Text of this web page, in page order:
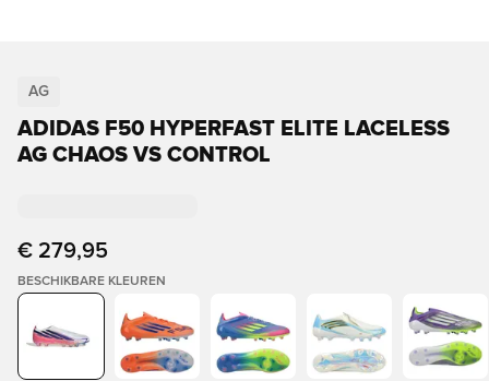
AG
ADIDAS F50 HYPERFAST ELITE LACELESS
AG CHAOS VS CONTROL
€ 279,95
BESCHIKBARE KLEUREN